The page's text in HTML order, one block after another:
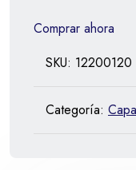
Comprar ahora
SKU: 12200120
Categoría: